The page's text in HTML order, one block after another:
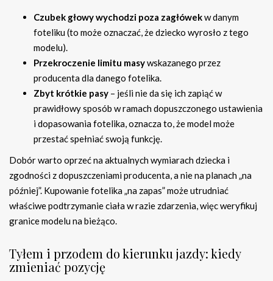
Czubek głowy wychodzi poza zagłówekw danym
foteliku (to może oznaczać, że dziecko wyrosło z tego
modelu).
Przekroczenie limitu masywskazanego przez
producenta dla danego fotelika.
Zbyt krótkie pasy – jeśli nie da się ich zapiąć w
prawidłowy sposób w ramach dopuszczonego ustawienia
i dopasowania fotelika, oznacza to, że model może
przestać spełniać swoją funkcję.
Dobór warto oprzeć na aktualnych wymiarach dziecka i
zgodności z dopuszczeniami producenta, a nie na planach „na
później”. Kupowanie fotelika „na zapas” może utrudniać
właściwe podtrzymanie ciała w razie zdarzenia, więc weryfikuj
granice modelu na bieżąco.
Tyłem i przodem do kierunku jazdy: kiedy
zmieniać pozycję